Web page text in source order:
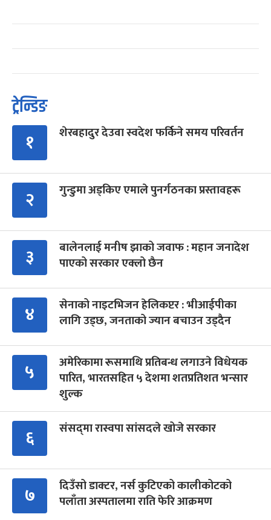
ट्रेन्डिङ
१ शेरबहादुर देउवा स्वदेश फर्किने समय परिवर्तन
२ गुन्डुमा अड्किए एमाले पुनर्गठनका प्रस्तावहरू
३
बालेनलाई मनीष झाको जवाफ : महान जनादेश
पाएको सरकार एक्लो छैन
४
सेनाको नाइटभिजन हेलिकप्टर : भीआईपीका
लागि उड्छ, जनताको ज्यान बचाउन उड्दैन
५
अमेरिकामा रूसमाथि प्रतिबन्ध लगाउने विधेयक
पारित, भारतसहित ५ देशमा शतप्रतिशत भन्सार
शुल्क
६ संसद्‍मा रास्वपा सांसदले खोजे सरकार
७
दिउँसो डाक्टर, नर्स कुटिएको कालीकोटको
पलाँता अस्पतालमा राति फेरि आक्रमण